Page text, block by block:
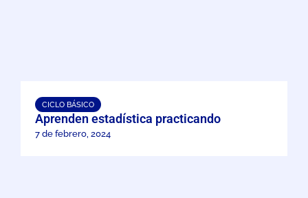
CICLO BÁSICO
Aprenden estadística practicando
7 de febrero, 2024